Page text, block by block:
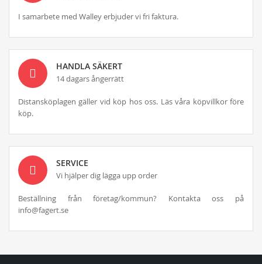
I samarbete med Walley erbjuder vi fri faktura.
HANDLA SÄKERT
14 dagars ångerrätt
Distansköplagen gäller vid köp hos oss. Läs våra köpvillkor före
köp.
SERVICE
Vi hjälper dig lägga upp order
Beställning från företag/kommun? Kontakta oss på
info@fagert.se